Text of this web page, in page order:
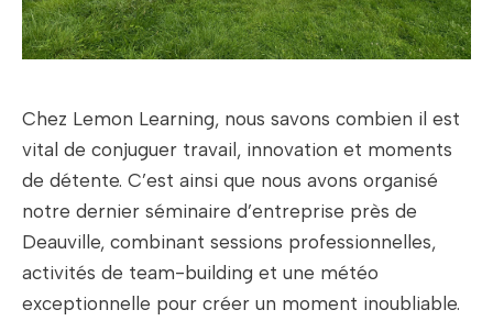
Chez Lemon Learning, nous savons combien il est
vital de conjuguer travail, innovation et moments
de détente. C’est ainsi que nous avons organisé
notre dernier séminaire d’entreprise près de
Deauville, combinant sessions professionnelles,
activités de team-building et une météo
exceptionnelle pour créer un moment inoubliable.